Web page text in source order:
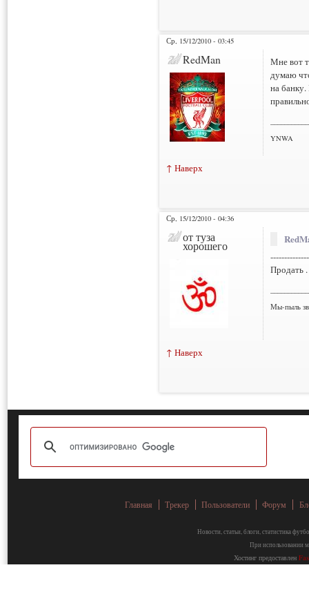
Ср, 15/12/2010 - 03:45
RedMan
Мне вот
думаю
на банку.
YNWA
↑ Наверх
Ср, 15/12/2010 - 04:36
от туза
хорошего
Продать .
Мы-пыль
↑ Наверх
Главная Трекер Пользователи Форум
Новости, статьи, блоги, статистика
При использовании
Хостинг предоставлен